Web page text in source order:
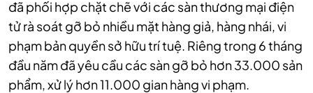
đã phối hợp chặt chẽ với các sàn thương mại điện
tử rà soát gỡ bỏ nhiều mặt hàng giả, hàng nhái, vi
phạm bản quyền sở hữu trí tuệ. Riêng trong 6 tháng
đầu năm đã yêu cầu các sàn gỡ bỏ hơn 33.000 sản
phẩm, xử lý hơn 11.000 gian hàng vi phạm.